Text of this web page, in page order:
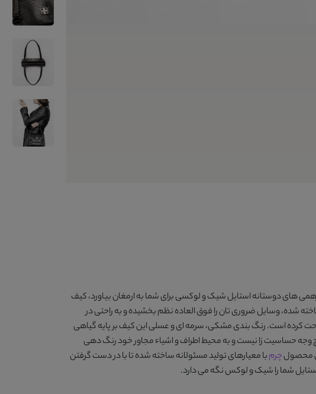
های دوستانه استایل شیک و لوکسی برای شما به ارمغان بیاورد،کیف
شده، وسایل ضروری تان را فوق العاده نظم بخشیده و به راحتی در
این اکسسوری را راحت کرده است. رنگ بندی مشکی، سرمه ای و عسلی این کیف بر پایه گیاهی
حساسیت زا نیست و به محیط اطراف و اشیاء مجاور خود رنگ دهی
محصولچرمبا معیارهای تولید مسئولانه ساخته شده تا با در دست گرفتن
شما را شیک و لوکس نگه می دارد.